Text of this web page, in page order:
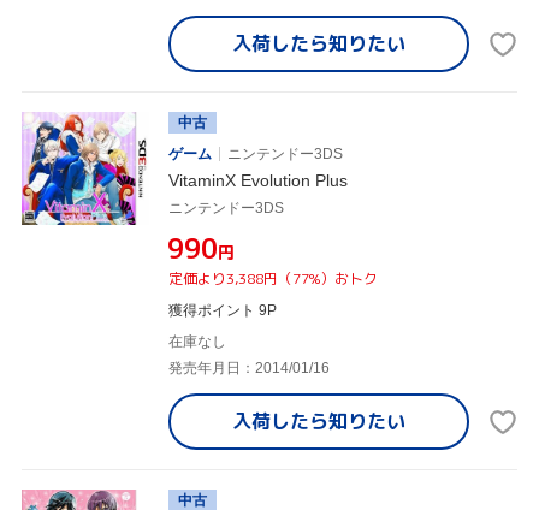
入荷したら知りたい
中古
ゲーム
ニンテンドー3DS
VitaminX Evolution Plus
ニンテンドー3DS
¥990円
定価より3,388円（77%）おトク
獲得ポイント 9P
在庫なし
発売年月日：2014/01/16
入荷したら知りたい
中古